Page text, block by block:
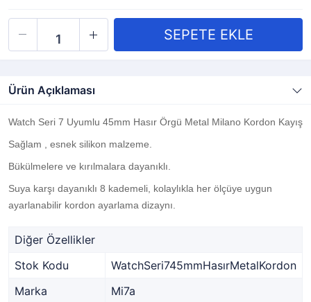
Ürün Açıklaması
Watch Seri 7 Uyumlu 45mm Hasır Örgü Metal Milano Kordon Kayış
Sağlam , esnek silikon malzeme.
Bükülmelere ve kırılmalara dayanıklı.
Suya karşı dayanıklı 8 kademeli, kolaylıkla her ölçüye uygun
ayarlanabilir kordon ayarlama dizaynı.
Diğer Özellikler
Stok Kodu
WatchSeri745mmHasırMetalKordon
Marka
Mi7a